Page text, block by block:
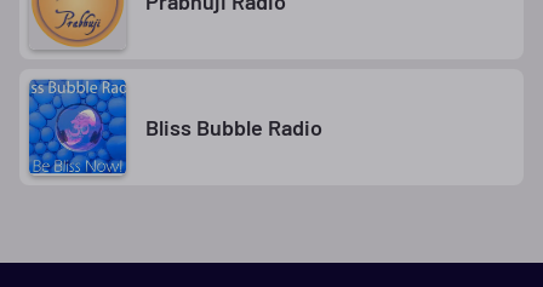
Bliss Bubble Radio